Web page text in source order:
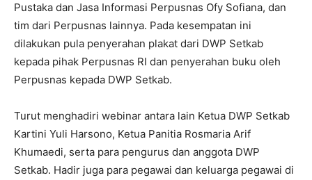
Pustaka dan Jasa Informasi Perpusnas Ofy Sofiana, dan
tim dari Perpusnas lainnya. Pada kesempatan ini
dilakukan pula penyerahan plakat dari DWP Setkab
kepada pihak Perpusnas RI dan penyerahan buku oleh
Perpusnas kepada DWP Setkab.
Turut menghadiri webinar antara lain Ketua DWP Setkab
Kartini Yuli Harsono, Ketua Panitia Rosmaria Arif
Khumaedi, serta para pengurus dan anggota DWP
Setkab. Hadir juga para pegawai dan keluarga pegawai di